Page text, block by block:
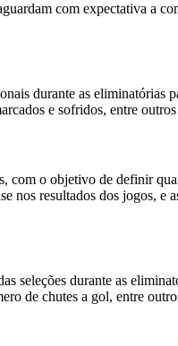
com expectativa a
durante as eliminatórias
e sofridos, entre
com o objetivo de definir
nos resultados dos jogos, e
seleções durante as
de chutes a gol, entre